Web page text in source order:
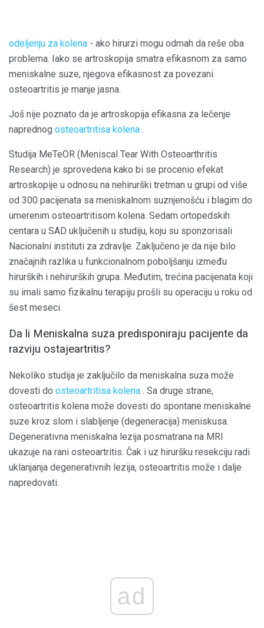
odeljenju za kolena - ako hirurzi mogu odmah da reše oba
problema. Iako se artroskopija smatra efikasnom za samo
meniskalne suze, njegova efikasnost za povezani
osteoartritis je manje jasna.
Još nije poznato da je artroskopija efikasna za lečenje
naprednog osteoartritisa kolena .
Studija MeTeOR (Meniscal Tear With Osteoarthritis
Research) je sprovedena kako bi se procenio efekat
artroskopije u odnosu na nehirurški tretman u grupi od više
od 300 pacijenata sa meniskalnom suznjenošću i blagim do
umerenim osteoartritisom kolena. Sedam ortopedskih
centara u SAD uključenih u studiju, koju su sponzorisali
Nacionalni instituti za zdravlje. Zaključeno je da nije bilo
značajnih razlika u funkcionalnom poboljšanju između
hirurških i nehirurških grupa. Međutim, trećina pacijenata koji
su imali samo fizikalnu terapiju prošli su operaciju u roku od
šest meseci.
Da li Meniskalna suza predisponiraju pacijente da
razviju ostajeartritis?
Nekoliko studija je zaključilo da meniskalna suza može
dovesti do osteoartritisa kolena . Sa druge strane,
osteoartritis kolena može dovesti do spontane meniskalne
suze kroz slom i slabljenje (degeneracija) meniskusa.
Degenerativna meniskalna lezija posmatrana na MRI
ukazuje na rani osteoartritis. Čak i uz hiruršku resekciju radi
uklanjanja degenerativnih lezija, osteoartritis može i dalje
napredovati.
ad